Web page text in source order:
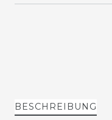
BESCHREIBUNG